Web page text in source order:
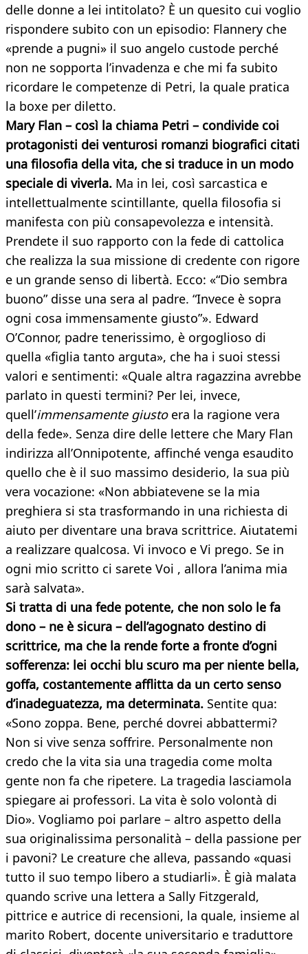
delle donne a lei intitolato? È un quesito cui voglio
rispondere subito con un episodio: Flannery che
«prende a pugni» il suo angelo custode perché
non ne sopporta l’invadenza e che mi fa subito
ricordare le competenze di Petri, la quale pratica
la boxe per diletto.
Mary Flan – così la chiama Petri – condivide coi
protagonisti dei venturosi romanzi biografici citati
una filosofia della vita, che si traduce in un modo
speciale di viverla. Ma in lei, così sarcastica e
intellettualmente scintillante, quella filosofia si
manifesta con più consapevolezza e intensità.
Prendete il suo rapporto con la fede di cattolica
che realizza la sua missione di credente con rigore
e un grande senso di libertà. Ecco: «“Dio sembra
buono” disse una sera al padre. “Invece è sopra
ogni cosa immensamente giusto”». Edward
O’Connor, padre tenerissimo, è orgoglioso di
quella «figlia tanto arguta», che ha i suoi stessi
valori e sentimenti: «Quale altra ragazzina avrebbe
parlato in questi termini? Per lei, invece,
quell’immensamente giusto era la ragione vera
della fede». Senza dire delle lettere che Mary Flan
indirizza all’Onnipotente, affinché venga esaudito
quello che è il suo massimo desiderio, la sua più
vera vocazione: «Non abbiatevene se la mia
preghiera si sta trasformando in una richiesta di
aiuto per diventare una brava scrittrice. Aiutatemi
a realizzare qualcosa. Vi invoco e Vi prego. Se in
ogni mio scritto ci sarete Voi , allora l’anima mia
sarà salvata».
Si tratta di una fede potente, che non solo le fa
dono – ne è sicura – dell’agognato destino di
scrittrice, ma che la rende forte a fronte d’ogni
sofferenza: lei occhi blu scuro ma per niente bella,
goffa, costantemente afflitta da un certo senso
d’inadeguatezza, ma determinata. Sentite qua:
«Sono zoppa. Bene, perché dovrei abbattermi?
Non si vive senza soffrire. Personalmente non
credo che la vita sia una tragedia come molta
gente non fa che ripetere. La tragedia lasciamola
spiegare ai professori. La vita è solo volontà di
Dio». Vogliamo poi parlare – altro aspetto della
sua originalissima personalità – della passione per
i pavoni? Le creature che alleva, passando «quasi
tutto il suo tempo libero a studiarli». È già malata
quando scrive una lettera a Sally Fitzgerald,
pittrice e autrice di recensioni, la quale, insieme al
marito Robert, docente universitario e traduttore